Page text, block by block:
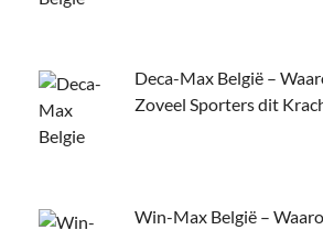
Deca-Max België –
Zoveel Sporters dit
Win-Max België –